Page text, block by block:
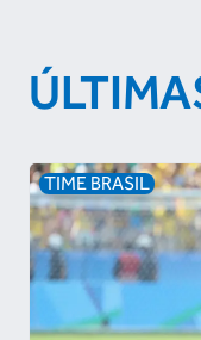
TIME BRASIL